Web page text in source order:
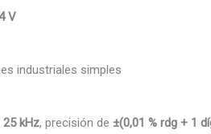
V
industriales simples
25 kHz, precisión de ±(0,01 % rdg + 1